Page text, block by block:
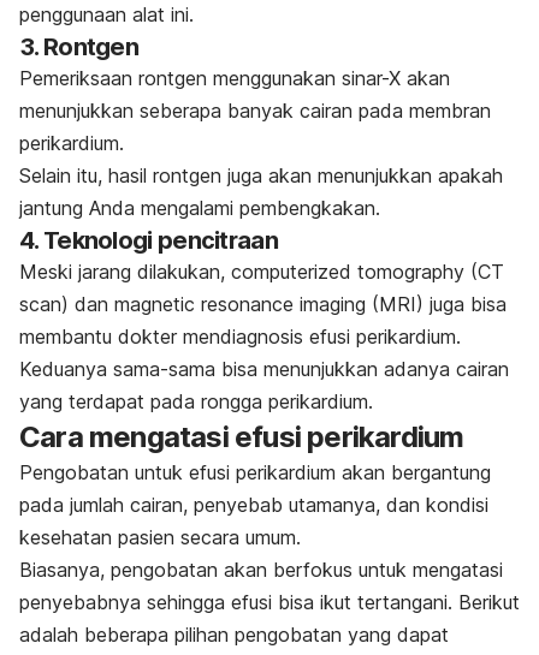
penggunaan alat ini.
3. Rontgen
Pemeriksaan rontgen menggunakan sinar-X akan
menunjukkan seberapa banyak cairan pada membran
perikardium.
Selain itu, hasil rontgen juga akan menunjukkan apakah
jantung Anda mengalami pembengkakan.
4. Teknologi pencitraan
Meski jarang dilakukan, computerized tomography (CT
scan) dan magnetic resonance imaging (MRI) juga bisa
membantu dokter mendiagnosis efusi perikardium.
Keduanya sama-sama bisa menunjukkan adanya cairan
yang terdapat pada rongga perikardium.
Cara mengatasi efusi perikardium
Pengobatan untuk efusi perikardium akan bergantung
pada jumlah cairan, penyebab utamanya, dan kondisi
kesehatan pasien secara umum.
Biasanya, pengobatan akan berfokus untuk mengatasi
penyebabnya sehingga efusi bisa ikut tertangani. Berikut
adalah beberapa pilihan pengobatan yang dapat